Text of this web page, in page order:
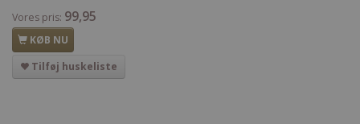
Vores pris: 99,95
KØB NU
Tilføj huskeliste